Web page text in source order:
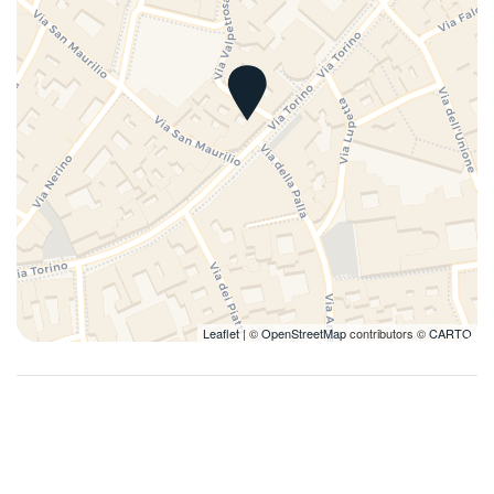
Piatti
Rilevatore di monossido di carbonio
Riscaldamento
Riscaldamento autonomo
Riscaldamento / Condizionatore autonomo
Soggiorni a lungo termine ammessi
Tavolo e sedie
TV con telecomando
Utensili
Vasca da bagno
Vasca da bagno/Doccia
Leaflet| ©OpenStreetMapcontributors ©CARTO